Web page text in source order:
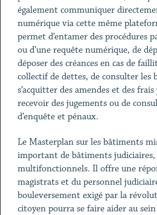
également communiquer
numérique via cette même
permet d’entamer des procédures
ou d’une requête numérique, de
déposer des créances en cas de
collectif de dettes, de consulter les
s’acquitter des amendes et des
recevoir des jugements ou de
d’enquête et pénaux.
Le Masterplan sur les bâtiments
important de bâtiments judiciaires,
multifonctionnels. Il offre une
magistrats et du personnel
bouleversement exigé par la
citoyen pourra se faire aider au